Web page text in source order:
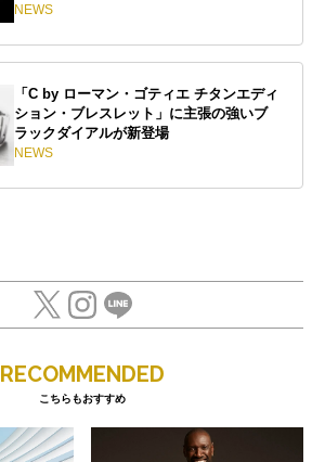
NEWS
「C by ローマン・ゴティエ チタンエディ
ション・ブレスレット」に主張の強いブ
ラックダイアルが新登場
NEWS
RECOMMENDED
こちらもおすすめ